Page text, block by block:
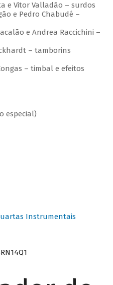
e Vitor Valladão – surdos
e Pedro Chabudé –
e Andrea Raccichini –
– tamborins
– timbal e efeitos
especial)
Instrumentais